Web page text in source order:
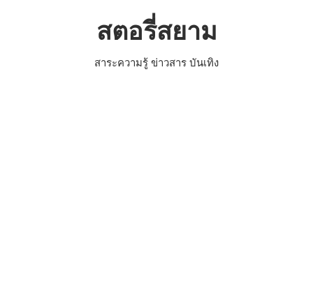
สตอรี่สยาม
สาระความรู้ ข่าวสาร บันเทิง